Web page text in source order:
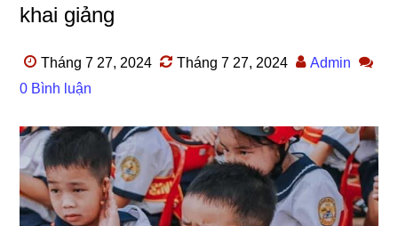
khai giảng
Tháng 7 27, 2024 Tháng 7 27, 2024
Admin
0 Bình luận